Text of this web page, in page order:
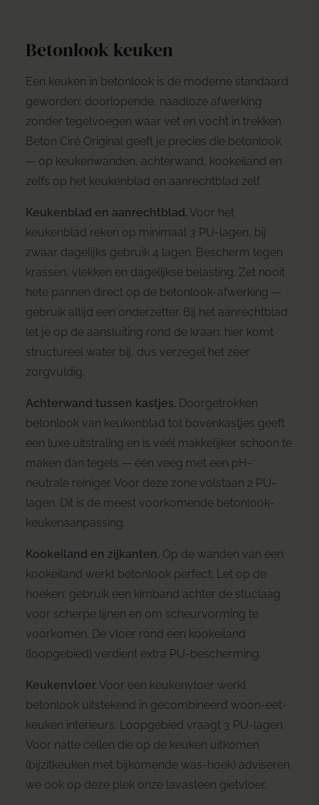
Betonlook keuken
Een keuken in betonlook is de moderne standaard
geworden: doorlopende, naadloze afwerking
zonder tegelvoegen waar vet en vocht in trekken.
Beton Ciré Original geeft je precies die betonlook
— op keukenwanden, achterwand, kookeiland en
zelfs op het keukenblad en aanrechtblad zelf.
Keukenblad en aanrechtblad. Voor het
keukenblad reken op minimaal 3 PU-lagen, bij
zwaar dagelijks gebruik 4 lagen. Bescherm tegen
krassen, vlekken en dagelijkse belasting. Zet nooit
hete pannen direct op de betonlook-afwerking —
gebruik altijd een onderzetter. Bij het aanrechtblad
let je op de aansluiting rond de kraan: hier komt
structureel water bij, dus verzegel het zeer
zorgvuldig.
Achterwand tussen kastjes. Doorgetrokken
betonlook van keukenblad tot bovenkastjes geeft
een luxe uitstraling en is véél makkelijker schoon te
maken dan tegels — één veeg met een pH-
neutrale reiniger. Voor deze zone volstaan 2 PU-
lagen. Dit is de meest voorkomende betonlook-
keukenaanpassing.
Kookeiland en zijkanten. Op de wanden van een
kookeiland werkt betonlook perfect. Let op de
hoeken: gebruik een kimband achter de stuclaag
voor scherpe lijnen en om scheurvorming te
voorkomen. De vloer rond een kookeiland
(loopgebied) verdient extra PU-bescherming.
Keukenvloer. Voor een keukenvloer werkt
betonlook uitstekend in gecombineerd woon-eet-
keuken interieurs. Loopgebied vraagt 3 PU-lagen.
Voor natte cellen die op de keuken uitkomen
(bijzitkeuken met bijkomende was-hoek) adviseren
we ook op deze plek onze lavasteen gietvloer.